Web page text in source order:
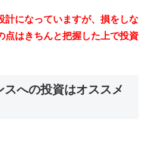
計になっていますが、損をしな
点はきちんと把握した上で投資
への投資はオススメ